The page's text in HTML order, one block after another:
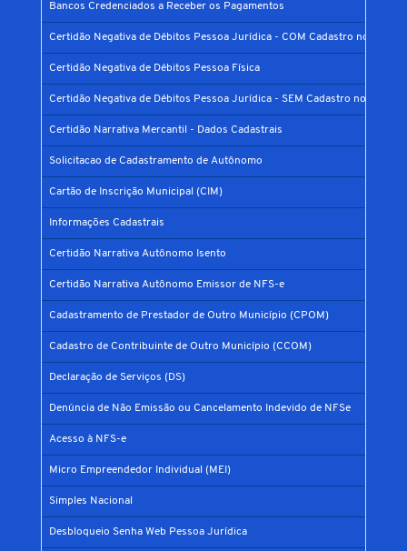
Bancos Credenciados a Receber os Pagamentos
Certidão Negativa de Débitos Pessoa Jurídica - COM Cadastro no
Certidão Negativa de Débitos Pessoa Física
Certidão Negativa de Débitos Pessoa Jurídica - SEM Cadastro no
Certidão Narrativa Mercantil - Dados Cadastrais
Solicitacao de Cadastramento de Autônomo
Cartão de Inscrição Municipal (CIM)
Informações Cadastrais
Certidão Narrativa Autônomo Isento
Certidão Narrativa Autônomo Emissor de NFS-e
Cadastramento de Prestador de Outro Município (CPOM)
Cadastro de Contribuinte de Outro Município (CCOM)
Declaração de Serviços (DS)
Denúncia de Não Emissão ou Cancelamento Indevido de NFSe
Acesso à NFS-e
Micro Empreendedor Individual (MEI)
Simples Nacional
Desbloqueio Senha Web Pessoa Jurídica